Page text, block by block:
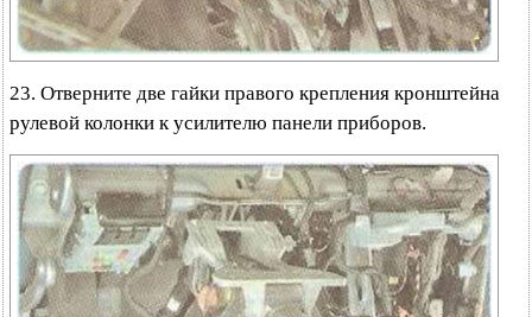
23. Отверните две гайки правого крепления кронштейна
рулевой колонки к усилителю панели приборов.